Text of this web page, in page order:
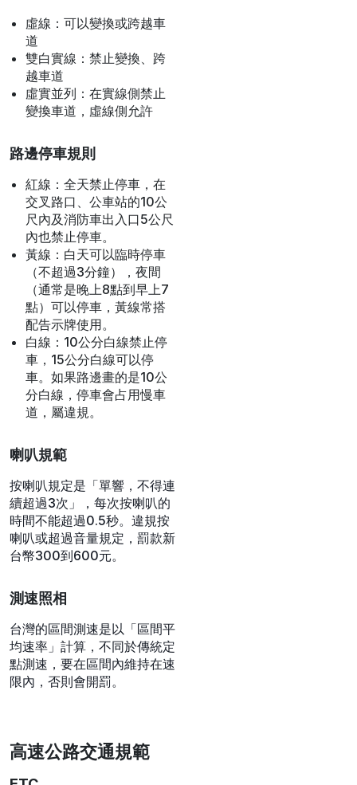
到對向車道
雙黃實線：禁止車輛跨越
和迴轉
虛實並列：黃實線側禁止
超車、跨越、迴轉，虛線
側允許
白色車道線：區隔同向車道，
做為區隔行駛安全距離辨識用
虛線：可以變換或跨越車
道
雙白實線：禁止變換、跨
越車道
虛實並列：在實線側禁止
變換車道，虛線側允許
路邊停車規則
紅線：全天禁止停車，在
交叉路口、公車站的10公
尺內及消防車出入口5公尺
內也禁止停車。
黃線：白天可以臨時停車
（通常是晚上8點到早上7
點）可以停車，黃線常搭
配告示牌使用。
白線：10公分白線禁止停
車，15公分白線可以停
車。如果路邊畫的是10公
分白線，停車會占用慢車
喇叭規範
按喇叭規定是「單響，不得連
續超過3次」，每次按喇叭的
時間不能超過0.5秒。違規按